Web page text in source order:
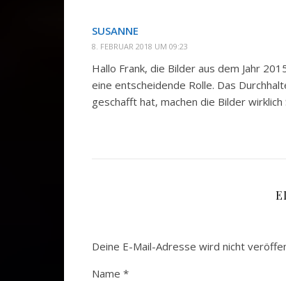
SUSANNE
8. FEBRUAR 2018 UM 09:23
Hallo Frank, die Bilder aus dem Jahr
eine entscheidende Rolle. Das
geschafft hat, machen die Bilder wirklich
Deine E-Mail-Adresse wird nicht
Name *